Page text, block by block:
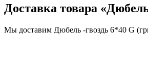
Доставка товара
Мы доставим Дюбель -гвоздь 6*40 G